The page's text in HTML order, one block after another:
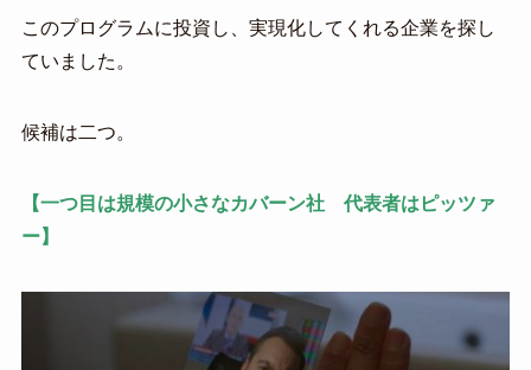
このプログラムに投資し、実現化してくれる企業を探し
ていました。
候補は二つ。
【一つ目は規模の小さなカバーン社 代表者はピッツァ
ー】